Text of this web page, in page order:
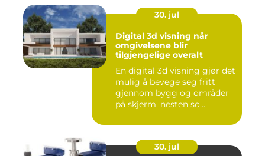
30. jul
Digital 3d visning når
omgivelsene blir
tilgjengelige overalt
En digital 3d visning gjør det
mulig å bevege seg fritt
gjennom bygg og områder
på skjerm, nesten so...
30. jul